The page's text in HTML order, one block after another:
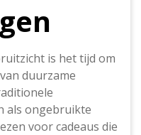
is het tijd om
duurzame
als ongebruikte
voor cadeaus die